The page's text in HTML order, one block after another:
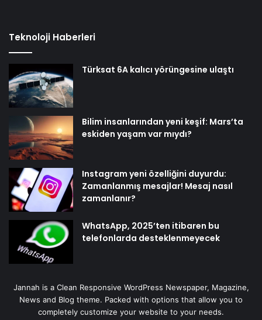
Teknoloji Haberleri
Türksat 6A kalıcı yörüngesine ulaştı
Bilim insanlarından yeni keşif: Mars’ta
eskiden yaşam var mıydı?
Instagram yeni özelliğini duyurdu:
Zamanlanmış mesajlar! Mesaj nasıl
zamanlanır?
WhatsApp, 2025’ten itibaren bu
telefonlarda desteklenmeyecek
Jannah is a Clean Responsive WordPress Newspaper, Magazine,
News and Blog theme. Packed with options that allow you to
completely customize your website to your needs.